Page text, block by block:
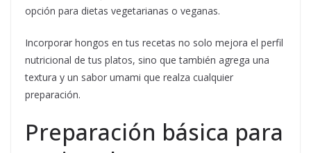
opción para dietas vegetarianas o veganas.
Incorporar hongos en tus recetas no solo mejora el perfil
nutricional de tus platos, sino que también agrega una
textura y un sabor umami que realza cualquier
preparación.
Preparación básica para